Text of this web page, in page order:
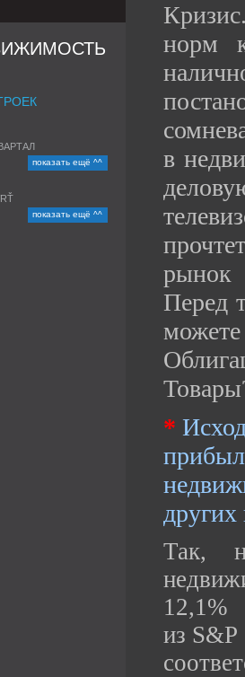
норм
в
рынок
Перед
*
других
Так,
12,1%
из S&P
показать ещё ^^
показать ещё ^^